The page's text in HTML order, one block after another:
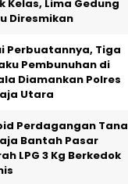
Kelas, Lima Gedung
Diresmikan
Perbuatannya, Tiga
Pembunuhan di
Diamankan Polres
Utara
Perdagangan Tana
Bantah Pasar
LPG 3 Kg Berkedok